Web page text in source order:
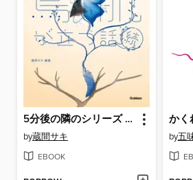
5分後の隣のシリーズ 続 意味がわかると鳥肌が立つ話
by蔵間サキ
EBOOK
かく
by五